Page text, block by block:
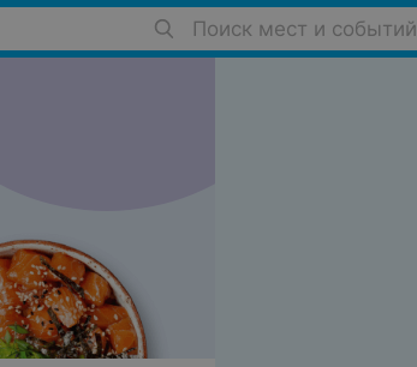
Поиск мест и событий